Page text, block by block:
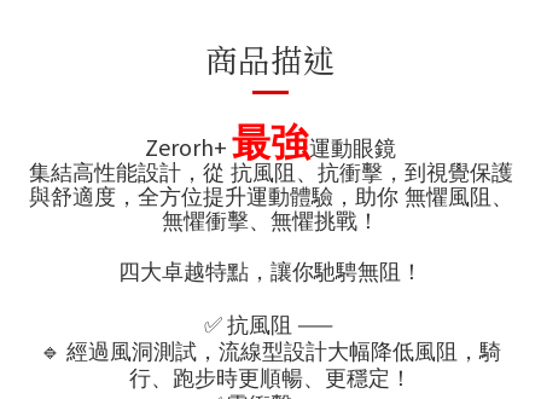
商品描述
Zerorh+最強運動眼鏡
集結高性能設計，從 抗風阻、抗衝擊，到視覺保護
與舒適度，全方位提升運動體驗，助你 無懼風阻、
無懼衝擊、無懼挑戰！
四大卓越特點，讓你馳騁無阻！
✅ 抗風阻 ——
🔹 經過風洞測試，流線型設計大幅降低風阻，騎
行、跑步時更順暢、更穩定！